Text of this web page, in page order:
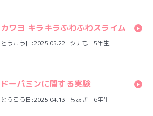
カワヨ キラキラふわふわスライム
とうこう日:2025.05.22 シナも : 5年生
ドーパミンに関する実験
とうこう日:2025.04.13 ちあき : 6年生